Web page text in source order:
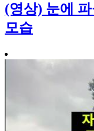
(영상) 눈에
모습